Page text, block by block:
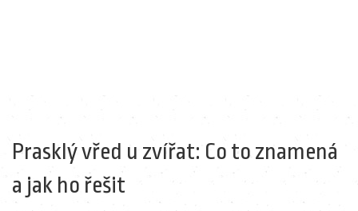
Prasklý vřed u zvířat: Co to znamená
a jak ho řešit